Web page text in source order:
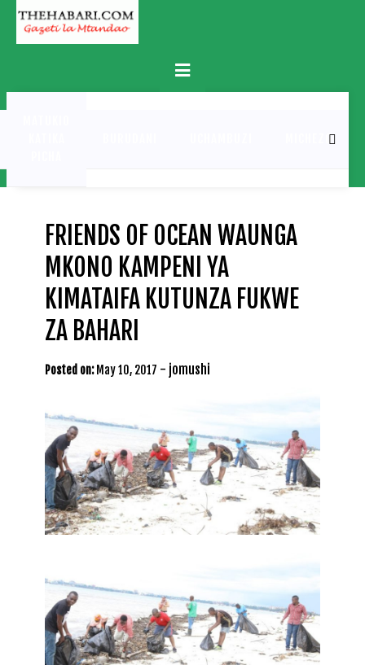
Skip
content
Primary
Menu
MICHEZO
FRIENDS OF OCEAN WAUNGA
MKONO KAMPENI YA
KIMATAIFA KUTUNZA FUKWE
ZA BAHARI
Posted on: May 10, 2017 - jomushi